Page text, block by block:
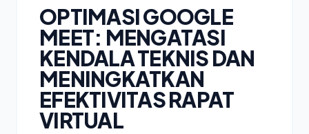
OPTIMASI GOOGLE
MEET: MENGATASI
KENDALA TEKNIS DAN
MENINGKATKAN
EFEKTIVITAS RAPAT
VIRTUAL